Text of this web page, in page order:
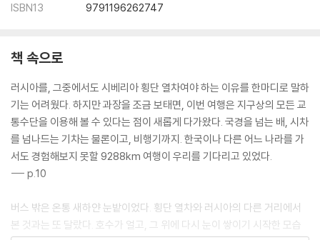
아르바트 거리 154
레디슨 유람선 162
노보데비치 수도원 164
노보데비치 묘지 168
06 상트페테르부르크
삽산(고속 열차) 174
넵스키 대로 176
예르미타시 박물관 178
피의 구원 성당 184
러시아 음식 186
ISBN13
9791196262747
책 속으로
러시아를, 그중에서도 시베리아 횡단 열차여야 하는 이유를 한마디로 말하
기는 어려웠다. 하지만 과장을 조금 보태면, 이번 여행은 지구상의 모든 교
통수단을 이용해 볼 수 있다는 점이 새롭게 다가왔다. 국경을 넘는 배, 시차
를 넘나드는 기차는 물론이고, 비행기까지. 한국이나 다른 어느 나라를 가
서도 경험해보지 못할 9288km 여행이 우리를 기다리고 있었다.
--- p.10
버스 밖은 온통 새하얀 눈밭이었다. 횡단 열차와 러시아의 다른 거리에서
본 것과는 또 달랐다. 호수가 얼고, 그 위에 다시 눈이 쌓이기 시작한 모습